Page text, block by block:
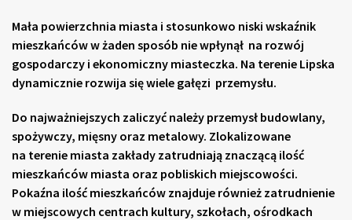
Mała powierzchnia miasta i stosunkowo niski wskaźnik
mieszkańców w żaden sposób nie wpłynął na rozwój
gospodarczy i ekonomiczny miasteczka. Na terenie Lipska
dynamicznie rozwija się wiele gałęzi przemysłu.
Do najważniejszych zaliczyć należy przemysł budowlany,
spożywczy, mięsny oraz metalowy. Zlokalizowane
na terenie miasta zakłady zatrudniają znaczącą ilość
mieszkańców miasta oraz pobliskich miejscowości.
Pokaźna ilość mieszkańców znajduje również zatrudnienie
w miejscowych centrach kultury, szkołach, ośrodkach